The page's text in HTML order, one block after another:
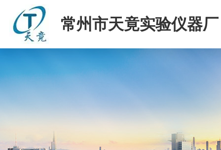
常州市天竟实验仪器厂